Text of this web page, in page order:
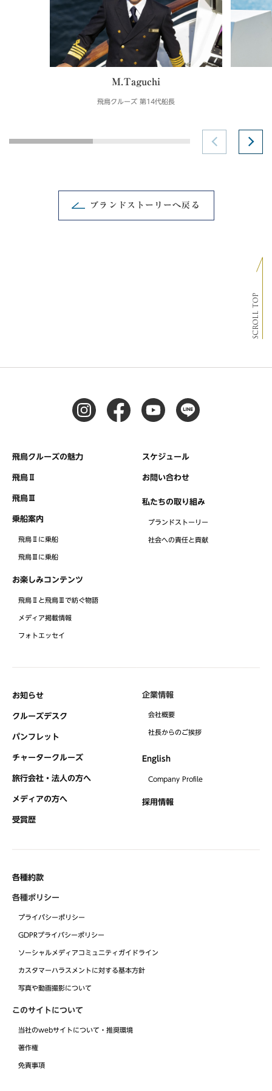
M.Taguchi
飛鳥クルーズ 第14代船長
ブランドストーリーへ戻る
SCROLL TOP
飛鳥クルーズの魅力
飛鳥Ⅱ
飛鳥Ⅲ
乗船案内
飛鳥Ⅱに乗船
飛鳥Ⅲに乗船
お楽しみコンテンツ
飛鳥Ⅱと飛鳥Ⅲで紡ぐ物語
メディア掲載情報
フォトエッセイ
スケジュール
お問い合わせ
私たちの取り組み
ブランドストーリー
社会への責任と貢献
お知らせ
クルーズデスク
パンフレット
チャータークルーズ
旅行会社・法人の方へ
メディアの方へ
受賞歴
企業情報
会社概要
社⻑からのご挨拶
English
Company Profile
採用情報
各種約款
各種ポリシー
プライバシーポリシー
GDPRプライバシーポリシー
ソーシャルメディアコミュニティガイドライン
カスタマーハラスメントに対する基本方針
写真や動画撮影について
このサイトについて
当社のwebサイトについて・推奨環境
著作権
免責事項